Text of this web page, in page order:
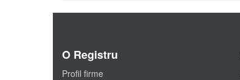
O Registru
Profil firme